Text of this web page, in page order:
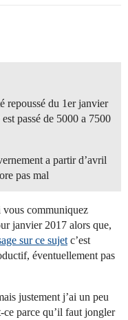
repoussé du 1er janvier
passé de 5000 a 7500
a partir d’avril
pas mal
vous communiquez
janvier 2017 alors que,
sur ce sujet c’est
éventuellement pas
justement j’ai un peu
ce parce qu’il faut jongler